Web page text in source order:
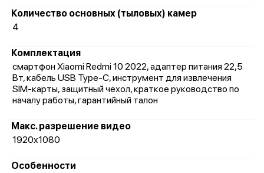
Количество основных (тыловых) камер
4
Комплектация
смартфон Xiaomi Redmi 10 2022, адаптер питания 22,5
Вт, кабель USB Type-C, инструмент для извлечения
SIM-карты, защитный чехол, краткое руководство по
началу работы, гарантийный талон
Макс. разрешение видео
1920x1080
Особенности